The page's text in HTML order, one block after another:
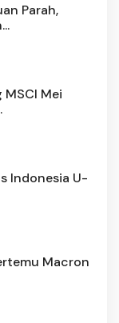
Parah,
MSCI Mei
Indonesia U-
Macron